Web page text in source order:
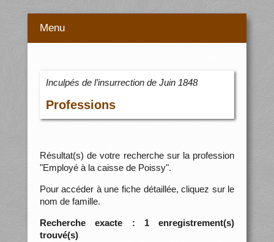
Menu
Inculpés de l’insurrection de Juin 1848
Professions
Résultat(s) de votre recherche sur la profession
"Employé à la caisse de Poissy".
Pour accéder à une fiche détaillée, cliquez sur le
nom de famille.
Recherche exacte : 1 enregistrement(s)
trouvé(s)